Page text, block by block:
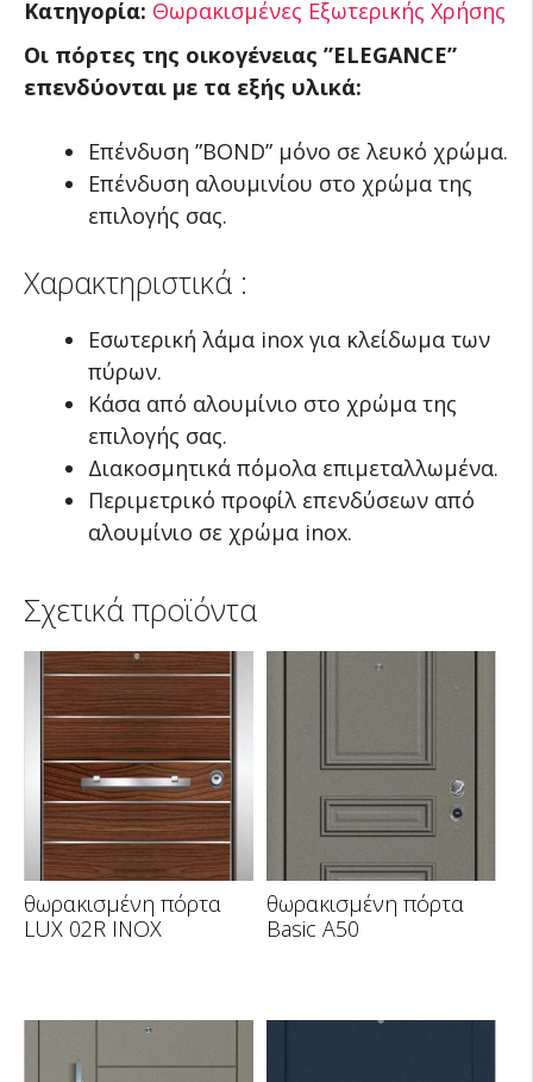
Κατηγορία: Θωρακισμένες Εξωτερικής Χρήσης
Οι πόρτες της οικογένειας ”ELEGANCE”
επενδύονται με τα εξής υλικά:
Επένδυση ”BOND” μόνο σε λευκό χρώμα.
Επένδυση αλουμινίου στο χρώμα της
επιλογής σας.
Χαρακτηριστικά :
Εσωτερική λάμα inox για κλείδωμα των
πύρων.
Κάσα από αλουμίνιο στο χρώμα της
επιλογής σας.
Διακοσμητικά πόμολα επιμεταλλωμένα.
Περιμετρικό προφίλ επενδύσεων από
αλουμίνιο σε χρώμα inox.
Σχετικά προϊόντα
θωρακισμένη πόρτα
LUX 02R INOX
θωρακισμένη πόρτα
Basic A50